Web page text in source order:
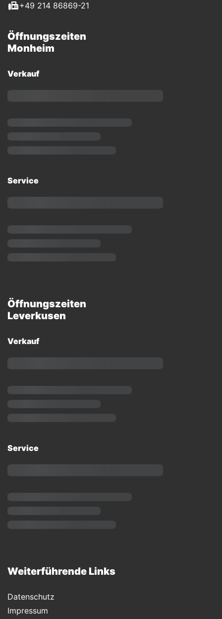
+49 214 86869-21
Öffnungszeiten
Monheim
Verkauf
Service
Öffnungszeiten
Leverkusen
Verkauf
Service
Weiterführende Links
Datenschutz
Impressum